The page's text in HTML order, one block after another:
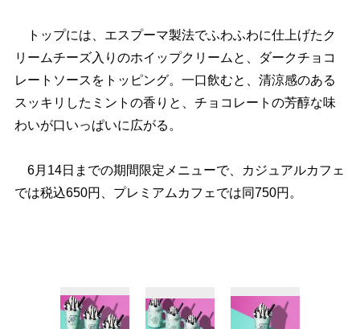
トップには、エスプーマ製法でふわふわに仕上げたク
リームチーズ入りのホイップクリームと、ダークチョコ
レートソースをトッピング。一口飲むと、清涼感のある
スッキリしたミントの香りと、チョコレートの芳醇な味
わいが口いっぱいに広がる。
6月14日までの期間限定メニューで、カジュアルカフェ
では税込650円、プレミアムカフェでは同750円。